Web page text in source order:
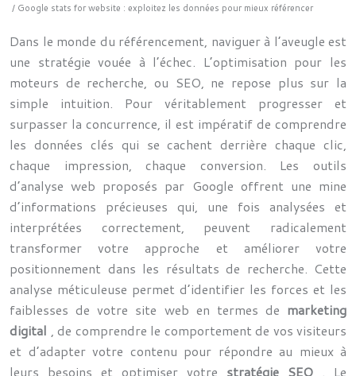
/ Google stats for website : exploitez les données pour mieux référencer
Dans le monde du référencement, naviguer à l’aveugle est
une stratégie vouée à l’échec. L’optimisation pour les
moteurs de recherche, ou SEO, ne repose plus sur la
simple intuition. Pour véritablement progresser et
surpasser la concurrence, il est impératif de comprendre
les données clés qui se cachent derrière chaque clic,
chaque impression, chaque conversion. Les outils
d’analyse web proposés par Google offrent une mine
d’informations précieuses qui, une fois analysées et
interprétées correctement, peuvent radicalement
transformer votre approche et améliorer votre
positionnement dans les résultats de recherche. Cette
analyse méticuleuse permet d’identifier les forces et les
faiblesses de votre site web en termes de marketing
digital , de comprendre le comportement de vos visiteurs
et d’adapter votre contenu pour répondre au mieux à
leurs besoins et optimiser votre stratégie SEO . Le